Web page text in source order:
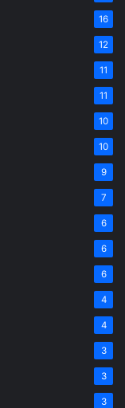
16
12
11
11
10
10
9
7
6
6
6
4
4
3
3
3